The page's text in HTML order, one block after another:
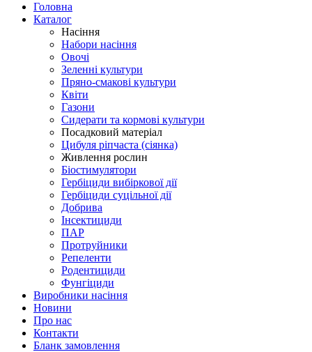
Головна
Каталог
Насіння
Набори насіння
Овочі
Зеленні культури
Пряно-смакові культури
Квіти
Газони
Сидерати та кормові культури
Посадковий матеріал
Цибуля ріпчаста (сіянка)
Живлення рослин
Біостимулятори
Гербіциди вибіркової дії
Гербіциди суцільної дії
Добрива
Інсектициди
ПАР
Протруйники
Репеленти
Родентициди
Фунгіциди
Виробники насіння
Новини
Про нас
Контакти
Бланк замовлення